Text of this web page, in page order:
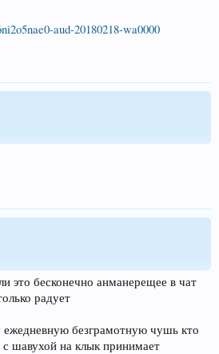
aud-20180218-wa0000
это бесконечно анманерещее в чат
радует
ежедневную безграмотную чушь кто
с шавухой на клык принимает